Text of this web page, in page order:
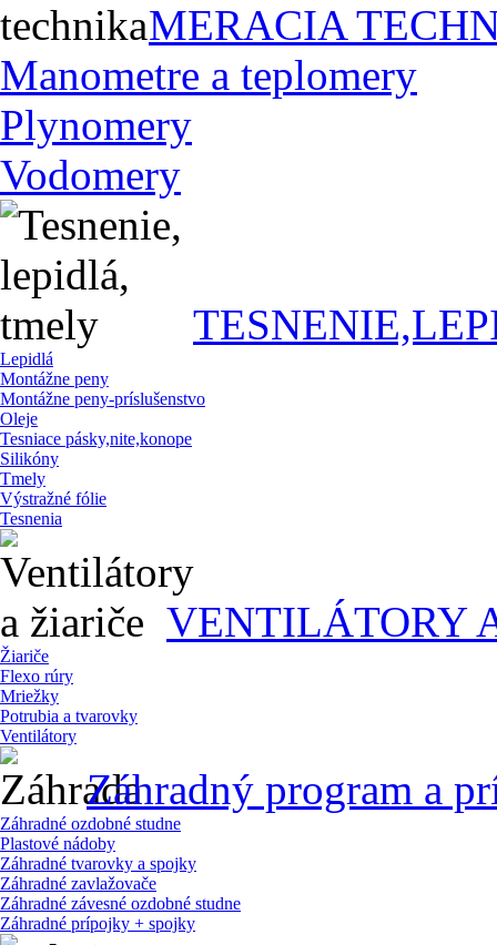
MERACIA
Manometre a teplomery
Plynomery
Vodomery
Lepidlá
Montážne peny
Montážne peny-príslušenstvo
Oleje
Tesniace pásky,nite,konope
Silikóny
Tmely
Výstražné fólie
Tesnenia
VENTILÁTORY
Žiariče
Flexo rúry
Mriežky
Potrubia a tvarovky
Ventilátory
Záhradný program a
Záhradné ozdobné studne
Plastové nádoby
Záhradné tvarovky a spojky
Záhradné zavlažovače
Záhradné závesné ozdobné studne
Záhradné prípojky + spojky